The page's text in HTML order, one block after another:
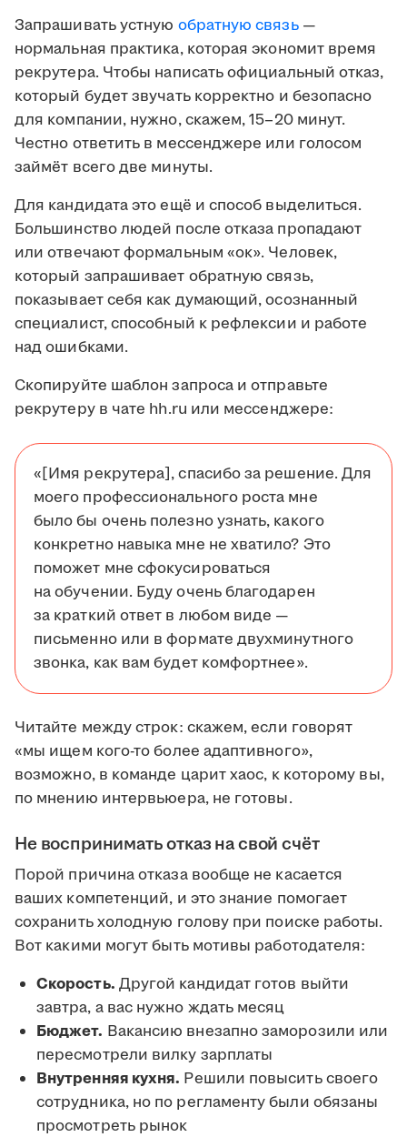
Запрашивать устную обратную связь—
нормальная практика, которая экономит время
рекрутера. Чтобы написать официальный отказ,
который будет звучать корректно и безопасно
для компании, нужно, скажем, 15–20 минут.
Честно ответить в мессенджере или голосом
займёт всего две минуты.
Для кандидата это ещё и способ выделиться.
Большинство людей после отказа пропадают
или отвечают формальным «ок». Человек,
который запрашивает обратную связь,
показывает себя как думающий, осознанный
специалист, способный к рефлексии и работе
над ошибками.
Скопируйте шаблон запроса и отправьте
рекрутеру в чате hh.ru или мессенджере:
«[Имя рекрутера], спасибо за решение. Для
моего профессионального роста мне
было бы очень полезно узнать, какого
конкретно навыка мне не хватило? Это
поможет мне сфокусироваться
на обучении. Буду очень благодарен
за краткий ответ в любом виде —
письменно или в формате двухминутного
звонка, как вам будет комфортнее».
Читайте между строк: скажем, если говорят
«мы ищем кого-то более адаптивного»,
возможно, в команде царит хаос, к которому вы,
по мнению интервьюера, не готовы.
Не воспринимать отказ на свой счёт
Порой причина отказа вообще не касается
ваших компетенций, и это знание помогает
сохранить холодную голову при поиске работы.
Вот какими могут быть мотивы работодателя:
Скорость. Другой кандидат готов выйти
завтра, а вас нужно ждать месяц
Бюджет. Вакансию внезапно заморозили или
пересмотрели вилку зарплаты
Внутренняя кухня. Решили повысить своего
сотрудника, но по регламенту были обязаны
просмотреть рынок